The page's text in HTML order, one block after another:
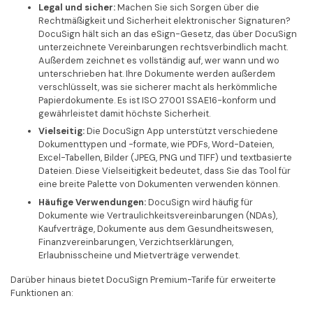
Legal und sicher:Machen Sie sich Sorgen über die
Rechtmäßigkeit und Sicherheit elektronischer Signaturen?
DocuSign hält sich an das eSign-Gesetz, das über DocuSign
unterzeichnete Vereinbarungen rechtsverbindlich macht.
Außerdem zeichnet es vollständig auf, wer wann und wo
unterschrieben hat. Ihre Dokumente werden außerdem
verschlüsselt, was sie sicherer macht als herkömmliche
Papierdokumente. Es ist ISO 27001 SSAE16-konform und
gewährleistet damit höchste Sicherheit.
Vielseitig:Die DocuSign App unterstützt verschiedene
Dokumenttypen und -formate, wie PDFs, Word-Dateien,
Excel-Tabellen, Bilder (JPEG, PNG und TIFF) und textbasierte
Dateien. Diese Vielseitigkeit bedeutet, dass Sie das Tool für
eine breite Palette von Dokumenten verwenden können.
Häufige Verwendungen:DocuSign wird häufig für
Dokumente wie Vertraulichkeitsvereinbarungen (NDAs),
Kaufverträge, Dokumente aus dem Gesundheitswesen,
Finanzvereinbarungen, Verzichtserklärungen,
Erlaubnisscheine und Mietverträge verwendet.
Darüber hinaus bietet DocuSign Premium-Tarife für erweiterte
Funktionen an: